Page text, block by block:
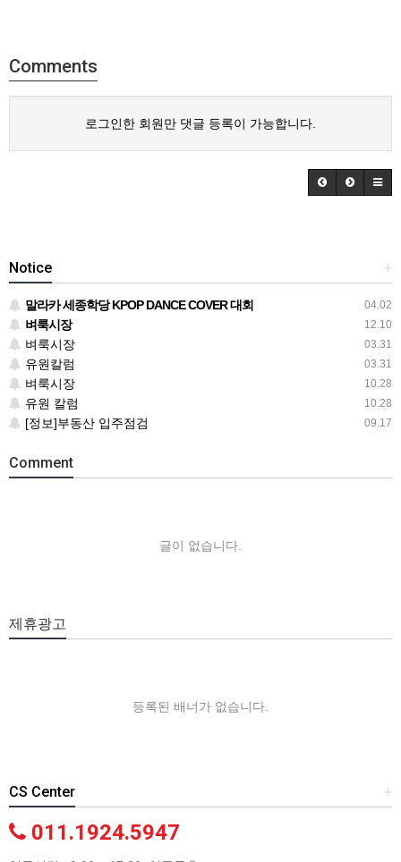
Comments
로그인한 회원만 댓글 등록이 가능합니다.
+
Notice
04.02
말라카 세종학당 KPOP DANCE COVER 대회
12.10
벼룩시장
03.31
벼룩시장
03.31
유원칼럼
10.28
벼룩시장
10.28
유원 칼럼
09.17
[정보]부동산 입주점검
Comment
글이 없습니다.
제휴광고
등록된 배너가 없습니다.
+
CS Center
011.1924.5947